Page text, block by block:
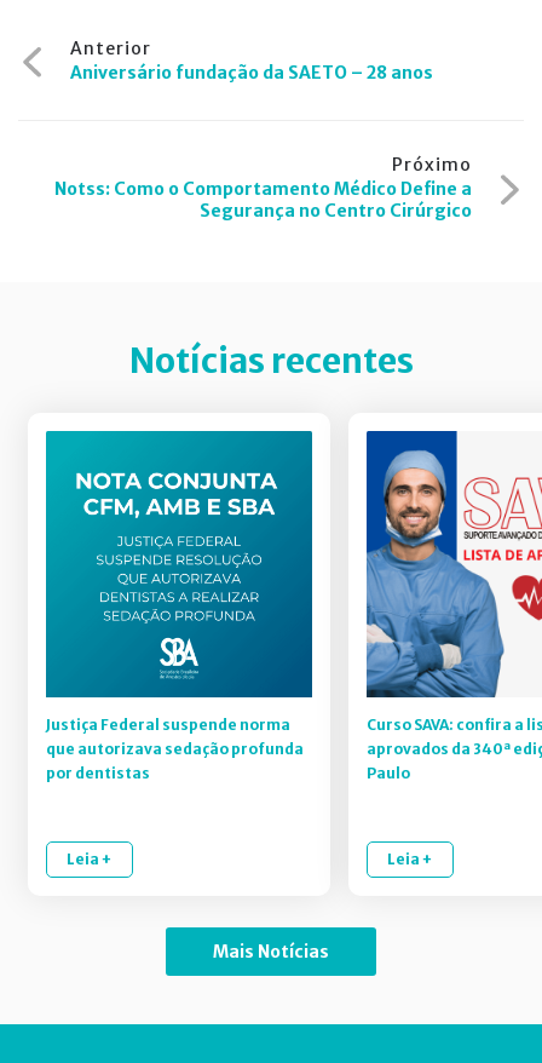
Navegação
de
Anterior
Aniversário fundação da SAETO – 28 anos
Próximo
Notss: Como o Comportamento Médico Define a
Segurança no Centro Cirúrgico
Notícias recentes
Justiça Federal suspende norma
que autorizava sedação profunda
por dentistas
Leia +
Curso SAVA: confira a
aprovados da 340ª
Paulo
Leia +
Mais Notícias